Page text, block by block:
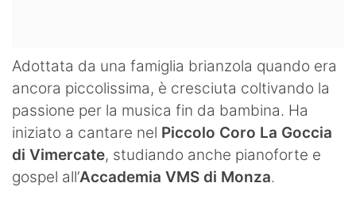
Adottata da una famiglia brianzola quando era
ancora piccolissima, è cresciuta coltivando la
passione per la musica fin da bambina. Ha
iniziato a cantare nel Piccolo Coro La Goccia
di Vimercate, studiando anche pianoforte e
gospel all’Accademia VMS di Monza.